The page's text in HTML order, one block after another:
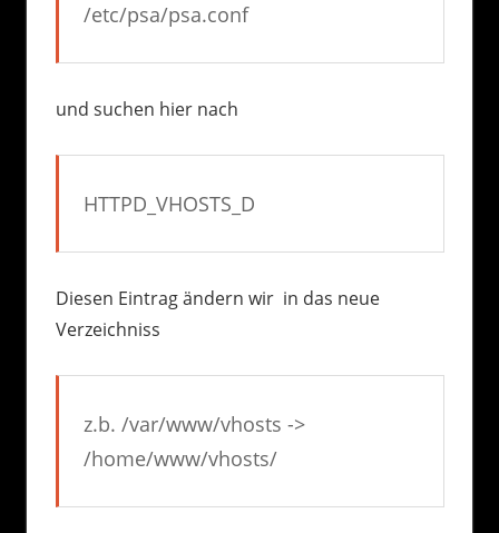
/etc/psa/psa.conf
und suchen hier nach
HTTPD_VHOSTS_D
Diesen Eintrag ändern wir in das neue
Verzeichniss
z.b. /var/www/vhosts ->
/home/www/vhosts/